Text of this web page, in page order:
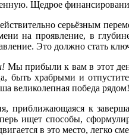
Щедрое
серьёзным
на проявление, в
Это должно стать
Мы прибыли к вам в этот
быть храбрыми и
великолепная победа
приближающаяся к
ищет способы,
в это место, легко